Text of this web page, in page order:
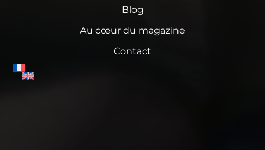
Blog
Au cœur du magazine
Contact